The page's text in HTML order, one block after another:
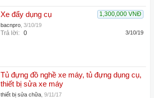
1,300,000 VNĐ
Xe đẩy dụng cụ
bacnpro 3/10/19
Trả lời: 0 3/10/19
Tủ đựng đồ nghề xe máy, tủ đựng dụng cụ,
thiết bị sửa xe máy
thiết bị sửa chữa 9/11/17